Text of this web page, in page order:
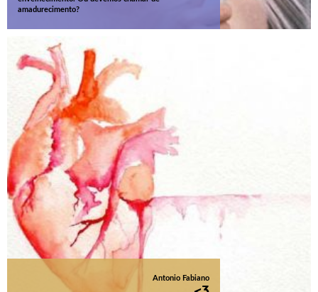
amadurecimento?
Antonio Fabiano